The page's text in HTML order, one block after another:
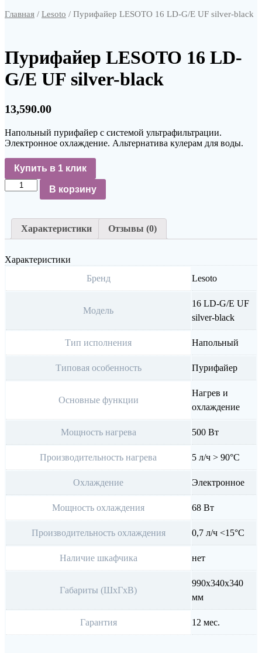
Главная / Lesoto / Пурифайер LESOTO 16 LD-G/E UF silver-black
Пурифайер LESOTO 16 LD-
G/E UF silver-black
13,590.00
Напольный пурифайер с системой ультрафильтрации.
Электронное охлаждение. Альтернатива кулерам для воды.
Купить в 1 клик
Количество
В корзину
Характеристики Отзывы (0)
Характеристики
Бренд
Lesoto
Модель
16 LD-G/E UF
silver-black
Тип исполнения Напольный
Типовая особенность Пурифайер
Основные функции
Нагрев и
охлаждение
Мощность нагрева 500 Вт
Производительность нагрева 5 л/ч > 90°С
Охлаждение Электронное
Мощность охлаждения 68 Вт
Производительность охлаждения 0,7 л/ч <15°С
Наличие шкафчика нет
Габариты (ШхГхВ)
990x340x340
мм
Гарантия 12 мес.